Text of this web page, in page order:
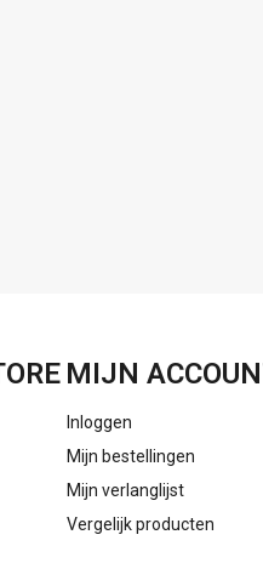
MIJN
Inloggen
Mijn bestellingen
Mijn verlanglijst
Vergelijk producten